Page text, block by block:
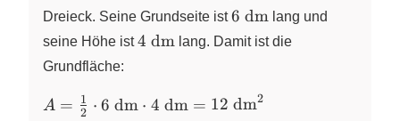
Dreieck. Seine Grundseite ist6~\text{dm}
6 dm lang und
seine Höhe ist4~\text{dm}
4 dm lang. Damit ist die
Grundfläche:
A = \frac{1}{2} \cdot
A = 2
1 ⋅ 6 dm ⋅ 4 dm = 12 dm2